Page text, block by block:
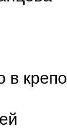
в